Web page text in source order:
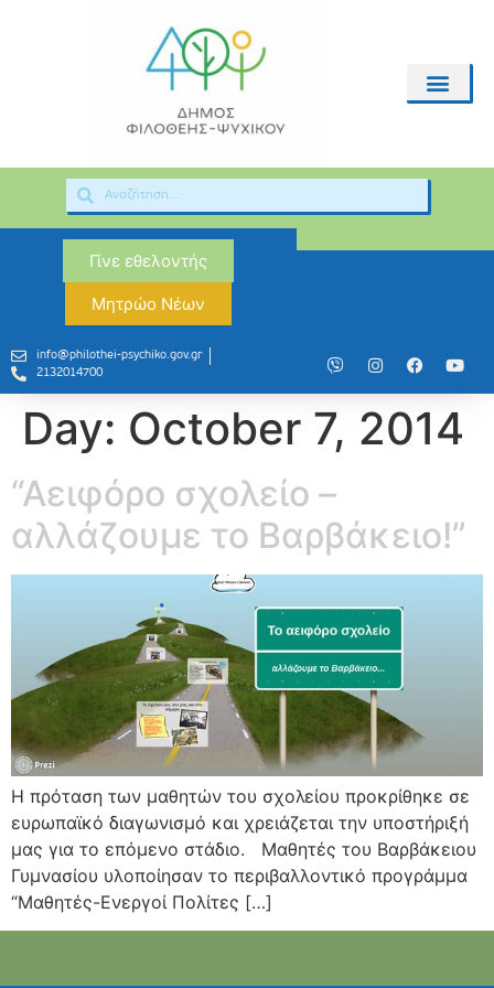
Γίνε εθελοντής
Μητρώο Νέων
info@philothei-psychiko.gov.gr
2132014700
Day: October 7, 2014
“Αειφόρο σχολείο –
αλλάζουμε το Βαρβάκειο!”
Η πρόταση των μαθητών του σχολείου προκρίθηκε σε
ευρωπαϊκό διαγωνισμό και χρειάζεται την υποστήριξή
μας για το επόμενο στάδιο. Μαθητές του Βαρβάκειου
Γυμνασίου υλοποίησαν το περιβαλλοντικό προγράμμα
“Μαθητές-Ενεργοί Πολίτες […]